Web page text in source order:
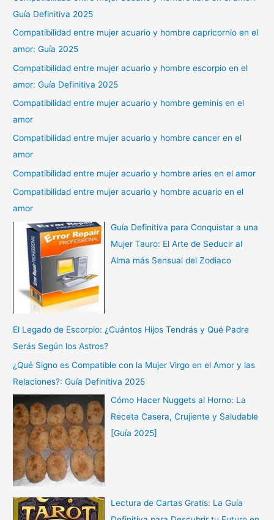
Guía Definitiva 2025
Compatibilidad entre mujer acuario y hombre capricornio en el
amor: Guía 2025
Compatibilidad entre mujer acuario y hombre escorpio en el
amor: Guía Definitiva 2025
Compatibilidad entre mujer acuario y hombre geminis en el
amor
Compatibilidad entre mujer acuario y hombre cancer en el
amor
Compatibilidad entre mujer acuario y hombre aries en el amor
Compatibilidad entre mujer acuario y hombre acuario en el
amor
Guía Definitiva para Conquistar a una
Mujer Tauro: El Arte de Seducir al
Alma más Sensual del Zodiaco
El Legado de Escorpio: ¿Cuántos Hijos Tendrás y Qué Padre
Serás Según los Astros?
¿Qué Signo es Compatible con la Mujer Virgo en el Amor y las
Relaciones?: Guía Definitiva 2025
Cómo Hacer Nuggets al Horno: La
Receta Casera, Crujiente y Saludable
[Guía 2025]
Lectura de Cartas Gratis: La Guía